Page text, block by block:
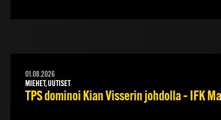
01.08.2026
MIEHET, UUTISET
TPS dominoi Kian Visserin johdolla – IFK